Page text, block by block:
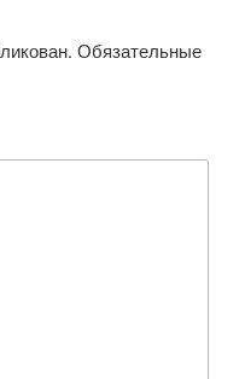
Обязательные